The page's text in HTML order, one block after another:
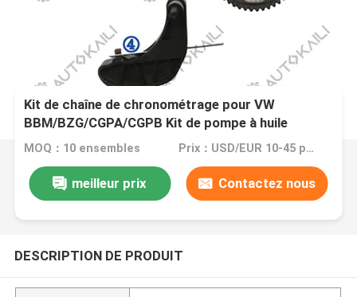
Kit de chaîne de chronométrage pour VW
BBM/BZG/CGPA/CGPB Kit de pompe à huile
moteur Polo BBM/BZG/CGPA/CGPB 1.2L 09-17
MOQ：10 ensembles Prix：USD/EUR 10-45 per set
meilleur prix Contactez nous
DESCRIPTION DE PRODUIT